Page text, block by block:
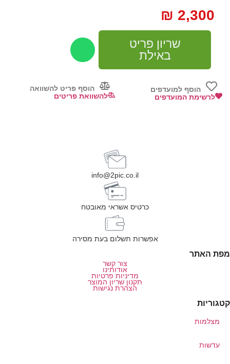
₪ 2,300
שריון פריט
באילת
הוסף למועדפים
לרשימת המועדפים
הוסף פריט להשוואה
להשוואת פריטים
info@2pic.co.il
כרטיס אשראי מאובטח
אפשרות תשלום בעת מסירה
מפת האתר
צור קשר
אודותינו
מדיניות פרטיות
תקנון שריון המוצר
הצהרת נגישות
קטגוריות
מצלמות
עדשות